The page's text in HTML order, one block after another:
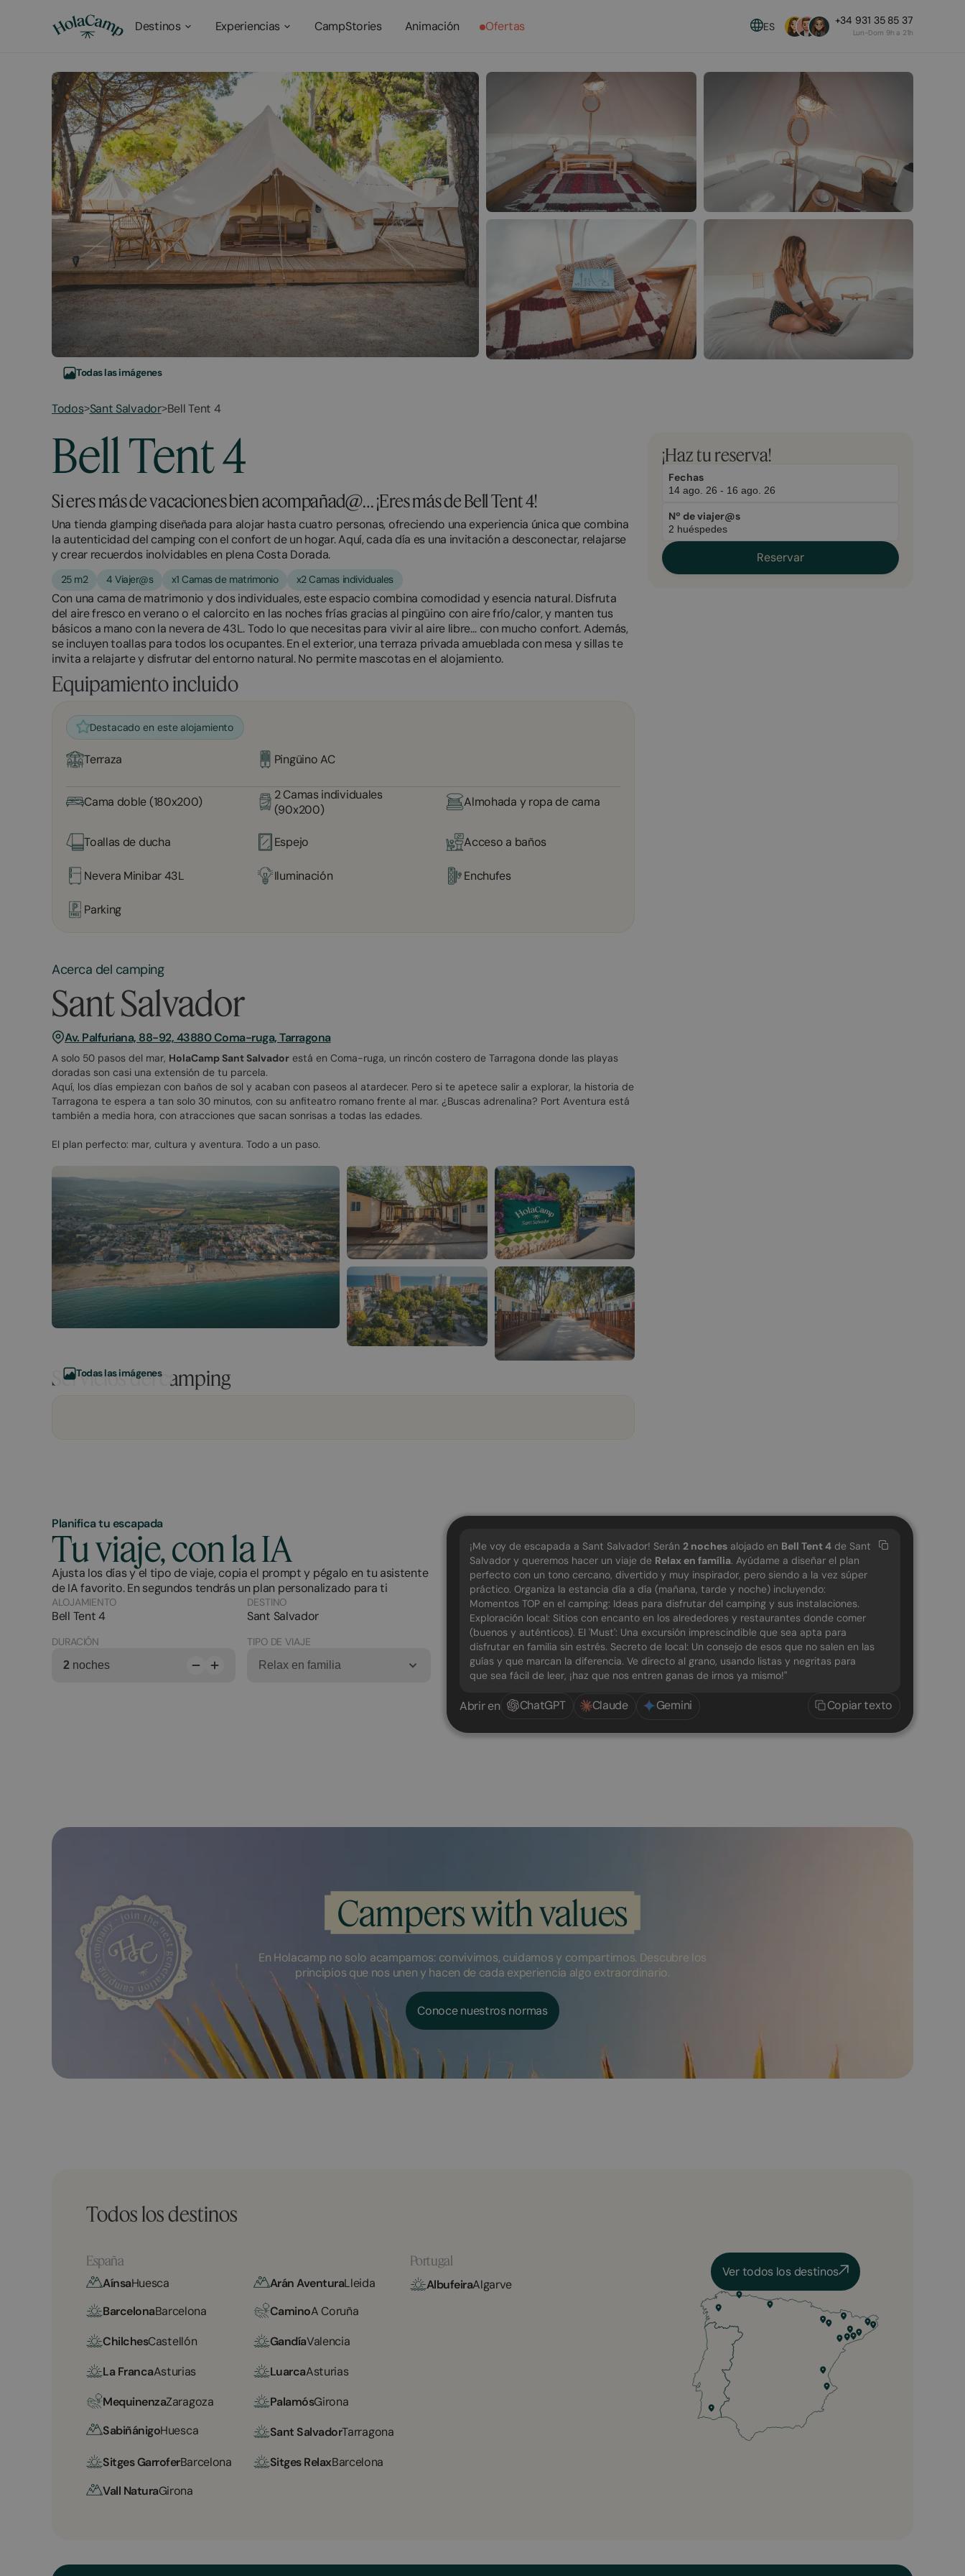
Destinos Experiencias CampStories Animación Ofertas ES +34 931 35 85 37
Lun-Dom 9h a 21h
Todas las imágenes
Todos>Sant Salvador
23,
2026
2025
>Bell Tent 4
Bell Tent 4
Si eres más de vacaciones bien acompañad@… ¡Eres más de Bell Tent 4!
Una tienda glamping diseñada para alojar hasta cuatro personas, ofreciendo una experiencia única que combina
la autenticidad del camping con el confort de un hogar. Aquí, cada día es una invitación a desconectar, relajarse
y crear recuerdos inolvidables en plena Costa Dorada.
25 m2 4 Viajer@s x1 Camas de matrimonio x2 Camas individuales
Con una cama de matrimonio y dos individuales, este espacio combina comodidad y esencia natural. Disfruta
del aire fresco en verano o el calorcito en las noches frías gracias al pingüino con aire frío/calor, y manten tus
básicos a mano con la nevera de 43L. Todo lo que necesitas para vivir al aire libre… con mucho confort. Además,
se incluyen toallas para todos los ocupantes. En el exterior, una terraza privada amueblada con mesa y sillas te
invita a relajarte y disfrutar del entorno natural. No permite mascotas en el alojamiento.
Equipamiento incluido
Destacado en este alojamiento
Terraza Pingüino AC
Cama doble (180x200)
2 Camas individuales
(90x200)
Almohada y ropa de cama
Toallas de ducha Espejo Acceso a baños
Nevera Minibar 43L Iluminación Enchufes
Parking
Acerca del camping
Sant Salvador
Av. Palfuriana, 88-92, 43880 Coma-ruga, Tarragona
A solo 50 pasos del mar, HolaCamp Sant Salvador está en Coma-ruga, un rincón costero de Tarragona donde las playas
doradas son casi una extensión de tu parcela.
Aquí, los días empiezan con baños de sol y acaban con paseos al atardecer. Pero si te apetece salir a explorar, la historia de
Tarragona te espera a tan solo 30 minutos, con su anfiteatro romano frente al mar. ¿Buscas adrenalina? Port Aventura está
también a media hora, con atracciones que sacan sonrisas a todas las edades.
El plan perfecto: mar, cultura y aventura. Todo a un paso.
Todas las imágenes
Servicios del camping
2026
2025
¡Haz tu reserva!
Fechas
Nº de viajer@s
Reservar
Planifica tu escapada
Tu viaje, con la IA
Ajusta los días y el tipo de viaje, copia el prompt y pégalo en tu asistente
de IA favorito. En segundos tendrás un plan personalizado para ti
ALOJAMIENTO
Bell Tent 4
DESTINO
Sant Salvador
DURACIÓN
2 noches
TIPO DE VIAJE
Relax en familia
¡Me voy de escapada a Sant Salvador! Serán 2 noches alojado en Bell Tent 4 de Sant
Salvador y queremos hacer un viaje de Relax en família. Ayúdame a diseñar el plan
perfecto con un tono cercano, divertido y muy inspirador, pero siendo a la vez súper
práctico. Organiza la estancia día a día (mañana, tarde y noche) incluyendo:
Momentos TOP en el camping: Ideas para disfrutar del camping y sus instalaciones.
Exploración local: Sitios con encanto en los alrededores y restaurantes donde comer
(buenos y auténticos). El 'Must': Una excursión imprescindible que sea apta para
disfrutar en familia sin estrés. Secreto de local: Un consejo de esos que no salen en las
guías y que marcan la diferencia. Ve directo al grano, usando listas y negritas para
que sea fácil de leer, ¡haz que nos entren ganas de irnos ya mismo!"
Abrir en ChatGPT Claude Gemini Copiar texto
Campers with values
En Holacamp no solo acampamos: convivimos, cuidamos y compartimos. Descubre los
principios que nos unen y hacen de cada experiencia algo extraordinario.
Conoce nuestros normas
Todos los destinos
España
AínsaHuesca Arán AventuraLleida
BarcelonaBarcelona CaminoA Coruña
ChilchesCastellón GandíaValencia
La FrancaAsturias LuarcaAsturias
MequinenzaZaragoza PalamósGirona
SabiñánigoHuesca Sant SalvadorTarragona
Sitges GarroferBarcelona Sitges RelaxBarcelona
Vall NaturaGirona
Portugal
AlbufeiraAlgarve
Ver todos los destinos